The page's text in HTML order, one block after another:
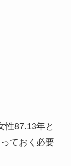
性87.13年と
ておく必要